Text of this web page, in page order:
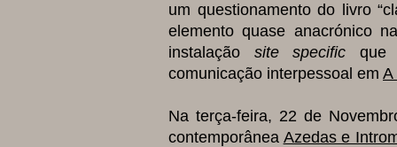
um questionamento do livro
elemento quase anacrónico
instalação site specific que
comunicação interpessoal em A
Na terça-feira, 22 de
contemporânea Azedas e